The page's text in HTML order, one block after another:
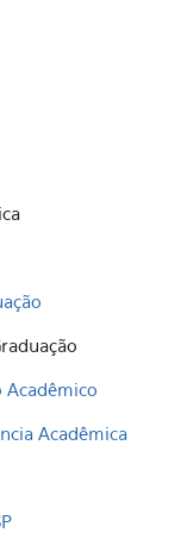
Acadêmico
Acadêmica